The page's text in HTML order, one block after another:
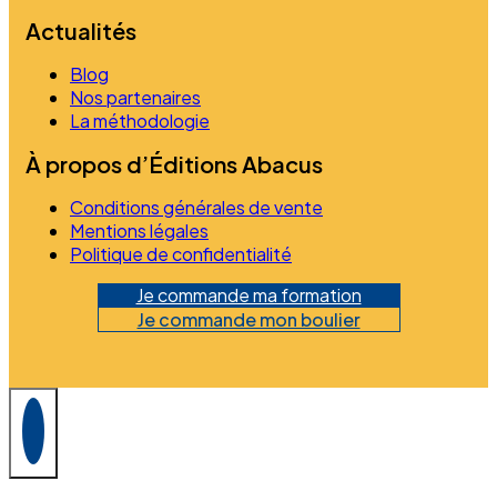
Actualités
Blog
Nos partenaires
La méthodologie
À propos d’Éditions Abacus
Conditions générales de vente
Mentions légales
Politique de confidentialité
Je commande ma formation
Je commande mon boulier